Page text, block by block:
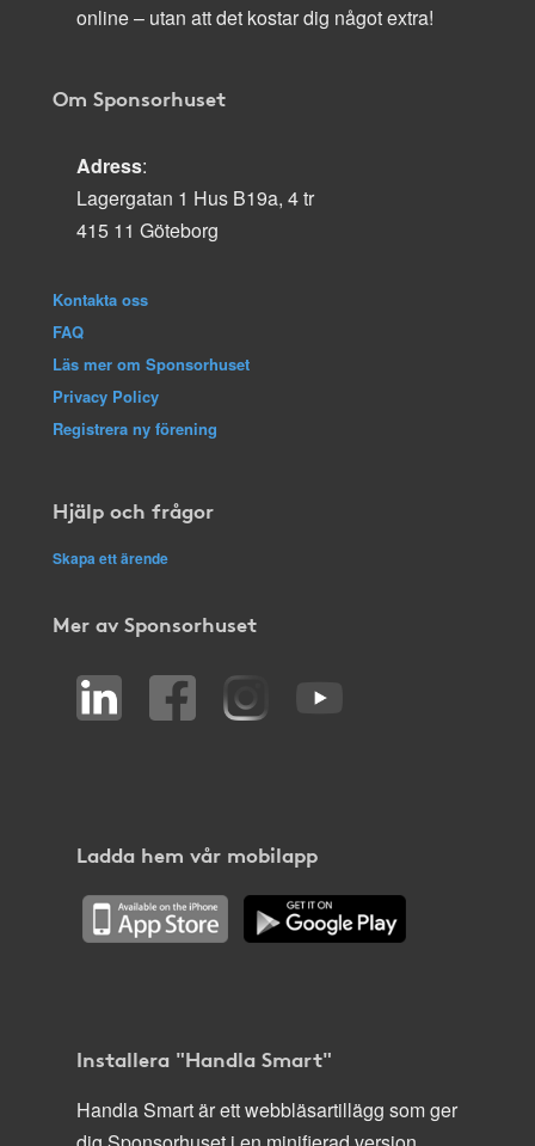
online – utan att det kostar dig något extra!
Om Sponsorhuset
Adress:
Lagergatan 1 Hus B19a, 4 tr
415 11 Göteborg
Kontakta oss
FAQ
Läs mer om Sponsorhuset
Privacy Policy
Registrera ny förening
Hjälp och frågor
Skapa ett ärende
Mer av Sponsorhuset
Ladda hem vår mobilapp
Installera "Handla Smart"
Handla Smart är ett webbläsartillägg som ger